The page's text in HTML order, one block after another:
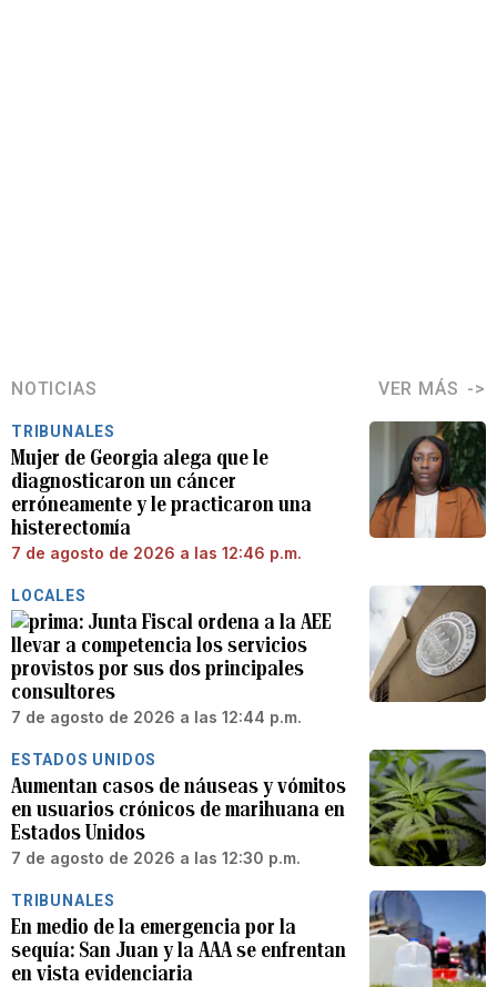
NOTICIAS VER MÁS
TRIBUNALES
Mujer de Georgia alega que le
diagnosticaron un cáncer
erróneamente y le practicaron una
histerectomía
7 de agosto de 2026 a las 12:46 p.m.
LOCALES
Junta Fiscal ordena a la AEE
llevar a competencia los servicios
provistos por sus dos principales
consultores
7 de agosto de 2026 a las 12:44 p.m.
ESTADOS UNIDOS
Aumentan casos de náuseas y vómitos
en usuarios crónicos de marihuana en
Estados Unidos
7 de agosto de 2026 a las 12:30 p.m.
TRIBUNALES
En medio de la emergencia por la
sequía: San Juan y la AAA se enfrentan
en vista evidenciaria